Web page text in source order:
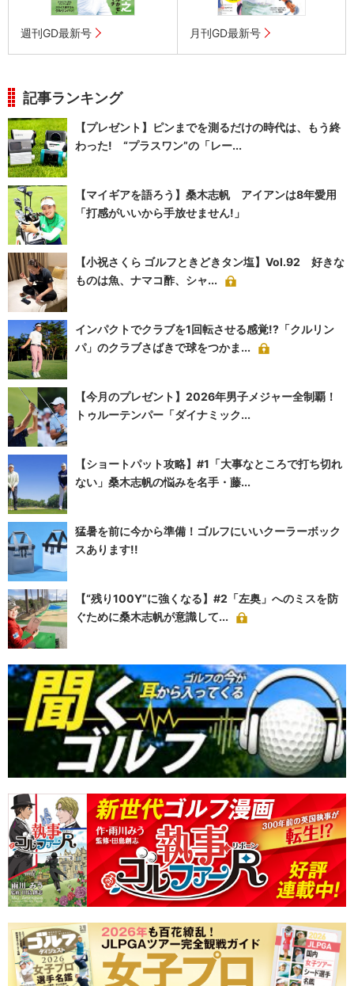
週刊GD最新号 月刊GD最新号
記事ランキング
【プレゼント】ピンまでを測るだけの時代は、もう終
わった! “プラスワン”の「レー...
【マイギアを語ろう】桑木志帆 アイアンは8年愛用
「打感がいいから手放せません!」
【小祝さくら ゴルフときどきタン塩】Vol.92 好きな
ものは魚、ナマコ酢、シャ...
インパクトでクラブを1回転させる感覚!?「クルリン
パ」のクラブさばきで球をつかま...
【今月のプレゼント】2026年男子メジャー全制覇！
トゥルーテンパー「ダイナミック...
【ショートパット攻略】#1「大事なところで打ち切れ
ない」桑木志帆の悩みを名手・藤...
猛暑を前に今から準備！ゴルフにいいクーラーボック
スあります!!
【“残り100Y”に強くなる】#2「左奥」へのミスを防
ぐために桑木志帆が意識して...